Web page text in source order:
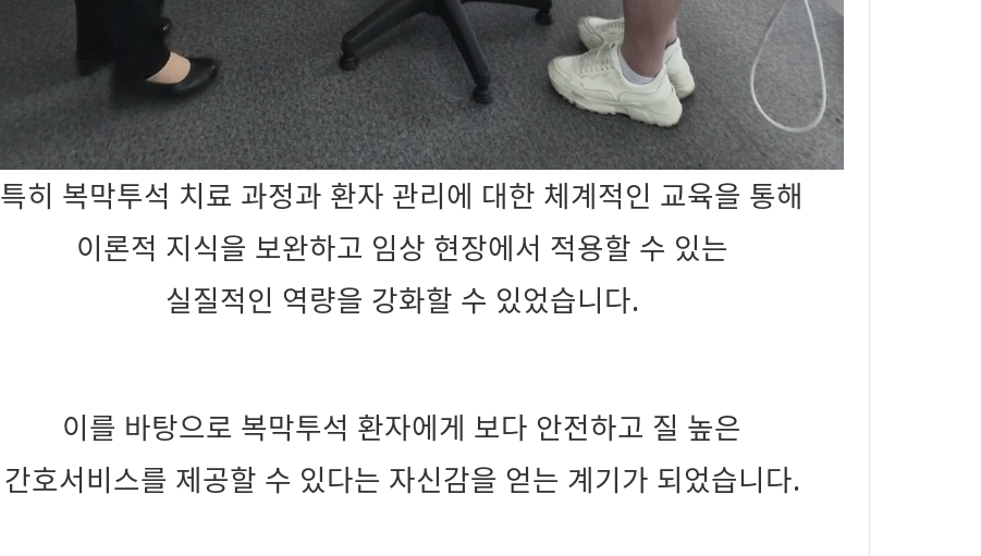
특히 복막투석 치료 과정과 환자 관리에 대한 체계적인 교육을 통해
이론적 지식을 보완하고 임상 현장에서 적용할 수 있는
실질적인 역량을 강화할 수 있었습니다.
이를 바탕으로 복막투석 환자에게 보다 안전하고 질 높은
간호서비스를 제공할 수 있다는 자신감을 얻는 계기가 되었습니다.